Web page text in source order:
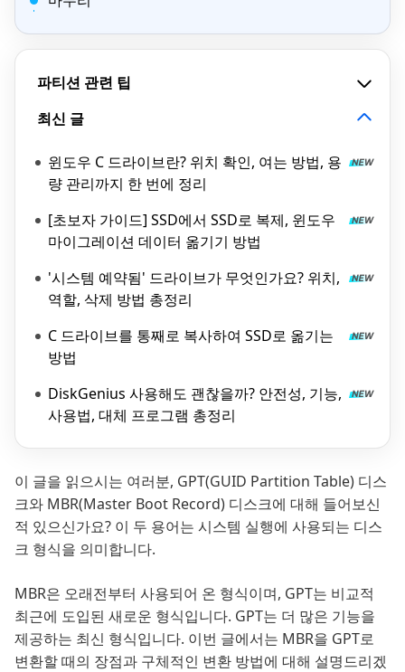
파티션 관련 팁
최신 글
윈도우 C 드라이브란? 위치 확인, 여는 방법, 용
량 관리까지 한 번에 정리
[초보자 가이드] SSD에서 SSD로 복제, 윈도우
마이그레이션 데이터 옮기기 방법
'시스템 예약됨' 드라이브가 무엇인가요? 위치,
역할, 삭제 방법 총정리
C 드라이브를 통째로 복사하여 SSD로 옮기는
방법
DiskGenius 사용해도 괜찮을까? 안전성, 기능,
사용법, 대체 프로그램 총정리
이 글을 읽으시는 여러분, GPT(GUID Partition Table) 디스
크와 MBR(Master Boot Record) 디스크에 대해 들어보신
적 있으신가요? 이 두 용어는 시스템 실행에 사용되는 디스
크 형식을 의미합니다.
MBR은 오래전부터 사용되어 온 형식이며, GPT는 비교적
최근에 도입된 새로운 형식입니다. GPT는 더 많은 기능을
제공하는 최신 형식입니다. 이번 글에서는 MBR을 GPT로
변환할 때의 장점과 구체적인 변환 방법에 대해 설명드리겠